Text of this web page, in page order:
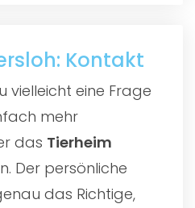
Kontakt
vielleicht eine Frage
mehr
das Tierheim
Der persönliche
das Richtige,